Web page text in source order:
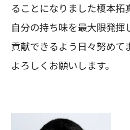
ることになりました榎本拓
自分の持ち味を最大限発揮
貢献できるよう日々努めて
よろしくお願いします。